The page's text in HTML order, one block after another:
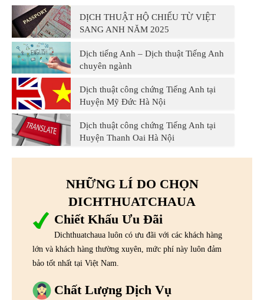
DỊCH THUẬT HỘ CHIẾU TỪ VIỆT
SANG ANH NĂM 2025
Dịch tiếng Anh – Dịch thuật Tiếng Anh
chuyên ngành
Dịch thuật công chứng Tiếng Anh tại
Huyện Mỹ Đức Hà Nội
Dịch thuật công chứng Tiếng Anh tại
Huyện Thanh Oai Hà Nội
NHỮNG LÍ DO CHỌN
DICHTHUATCHAUA
Chiết Khấu Ưu Đãi
Dichthuatchaua luôn có ưu đãi với các khách hàng
lớn và khách hàng thường xuyên, mức phí này luôn đảm
bảo tốt nhất tại Việt Nam.
Chất Lượng Dịch Vụ